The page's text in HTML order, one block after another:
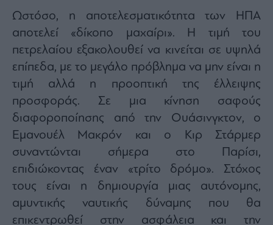
You
can
out
any
time.
This
site
protected
by
reCAPTCHA
and
the
Google
Privacy
Policy
and
Terms
of
Service
apply.
Ωστόσο, η αποτελεσματικότητα των ΗΠΑ
αποτελεί «δίκοπο μαχαίρι». Η τιμή του
πετρελαίου εξακολουθεί να κινείται σε υψηλά
επίπεδα, με το μεγάλο πρόβλημα να μην είναι η
τιμή αλλά η προοπτική της έλλειψης
προσφοράς. Σε μια κίνηση σαφούς
διαφοροποίησης από την Ουάσινγκτον, ο
Εμανουέλ Μακρόν και ο Κιρ Στάρμερ
συναντώνται σήμερα στο Παρίσι,
επιδιώκοντας έναν «τρίτο δρόμο». Στόχος
τους είναι η δημιουργία μιας αυτόνομης,
αμυντικής ναυτικής δύναμης που θα
επικεντρωθεί στην ασφάλεια και την